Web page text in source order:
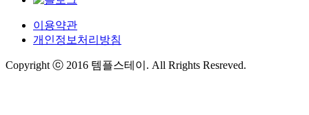
이용약관
개인정보처리방침
Copyright ⓒ 2016 템플스테이. All Rrights Resreved.